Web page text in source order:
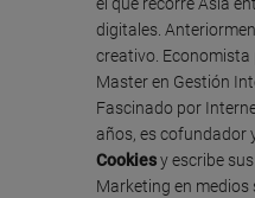
el que recorre Asia
digitales.
creativo. Economista
Master en Gestión
Fascinado por
años, es cofundador
Cookiesy escribe
Marketing en medios